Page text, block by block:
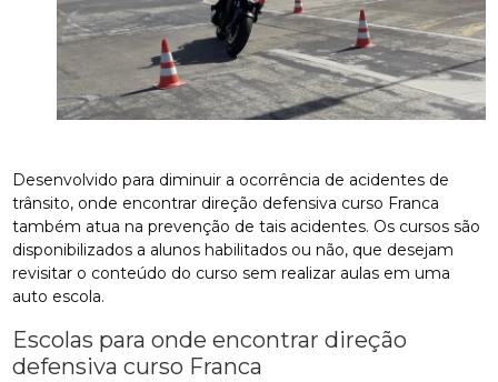
Desenvolvido para diminuir a ocorrência de acidentes de
trânsito, onde encontrar direção defensiva curso Franca
também atua na prevenção de tais acidentes. Os cursos são
disponibilizados a alunos habilitados ou não, que desejam
revisitar o conteúdo do curso sem realizar aulas em uma
auto escola.
Escolas para onde encontrar direção
defensiva curso Franca